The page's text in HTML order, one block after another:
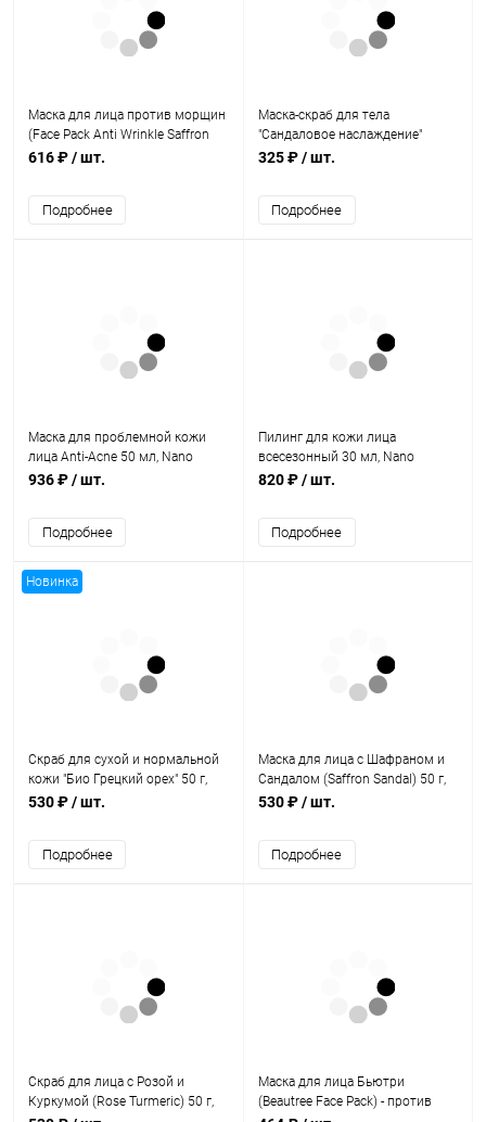
Маска для лица против морщин
(Face Pack Anti Wrinkle Saffron
and Papaya) 100 г, Khadi Natural
616 ₽/ шт.
Подробнее
Маска-скраб для тела
"Сандаловое наслаждение"
(Снана Чурна) 50 г, Indibird
325 ₽/ шт.
Подробнее
Маска для проблемной кожи
лица Anti-Acne 50 мл, Nano
Organic
936 ₽/ шт.
Подробнее
Пилинг для кожи лица
всесезонный 30 мл, Nano
Organic
820 ₽/ шт.
Подробнее
Новинка
Скраб для сухой и нормальной
кожи "Био Грецкий орех" 50 г,
Biotique
530 ₽/ шт.
Подробнее
Маска для лица с Шафраном и
Сандалом (Saffron Sandal) 50 г,
L'Air Frais
530 ₽/ шт.
Подробнее
Скраб для лица с Розой и
Куркумой (Rose Turmeric) 50 г,
Маска для лица Бьютри
(Beautree Face Pack) - против